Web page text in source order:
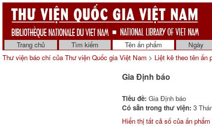
Trang chủ Tìm kiếm Tên ấn phẩm Ngày
Thư viện báo chí của Thư viện Quốc gia Việt Nam > Liệt kê theo tên ấn
Gia Định báo
Tiêu đề: Gia Định báo
Có sẵn trong thư viện: 3
Hiển thị tất cả số của ấn phẩm